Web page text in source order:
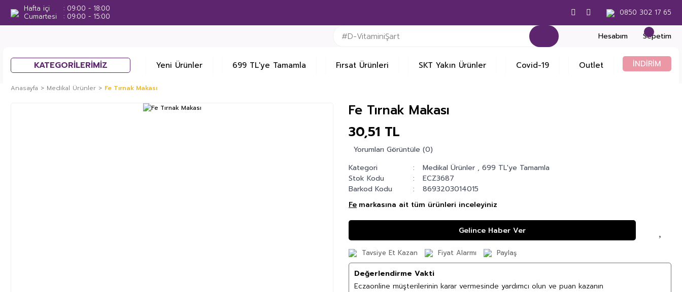
Hafta içi
09:00 - 18:00
Cumartesi
09:00 - 15:00 0850 302 17 65
Hesabım Sepetim
KATEGORİLERİMİZ Yeni Ürünler 699 TL'ye Tamamla Fırsat Ürünleri SKT Yakın Ürünler Covid-19 Outlet İNDİRİM
Anasayfa Medikal Ürünler Fe Tırnak Makası
Fe Tırnak Makası
30,51 TL
Yorumları Görüntüle (0)
Kategori
Medikal Ürünler ,699 TL'ye Tamamla
Stok Kodu
ECZ3687
Barkod Kodu
8693203014015
Fe markasına ait tüm ürünleri inceleyiniz
Gelince Haber Ver
Tavsiye Et Kazan Fiyat Alarmı Paylaş
Değerlendirme Vakti
Eczaonline müşterilerinin karar vermesinde yardımcı olun ve puan kazanın